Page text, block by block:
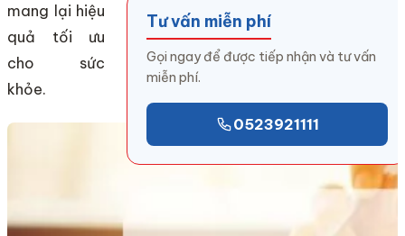
mang lại hiệu
quả tối ưu
cho sức
khỏe.
Tư vấn miễn phí
Gọi ngay để được tiếp nhận và tư vấn
miễn phí.
0523921111